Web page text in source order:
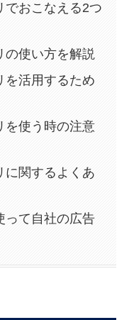
でおこなえる2つ
の使い方を解説
を活用するため
を使う時の注意
に関するよくあ
って自社の広告